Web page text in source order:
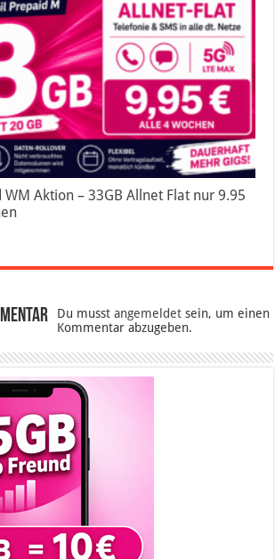
WM Aktion – 33GB Allnet Flat nur 9.95
Du musstangemeldet sein, um einen
Kommentar abzugeben.